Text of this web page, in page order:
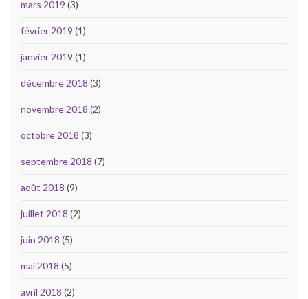
mars 2019 (3)
février 2019 (1)
janvier 2019 (1)
décembre 2018 (3)
novembre 2018 (2)
octobre 2018 (3)
septembre 2018 (7)
août 2018 (9)
juillet 2018 (2)
juin 2018 (5)
mai 2018 (5)
avril 2018 (2)